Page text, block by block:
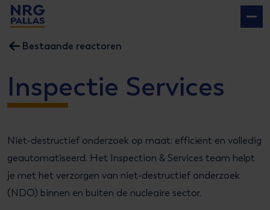
Bestaande reactoren
Inspectie Services
Niet-destructief onderzoek op maat: efficiënt en volledig
geautomatiseerd. Het Inspection & Services team helpt
je met het verzorgen van niet-destructief onderzoek
(NDO) binnen en buiten de nucleaire sector.